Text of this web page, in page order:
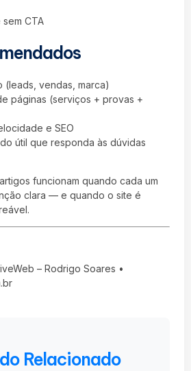
CTA
(leads, vendas, marca)
páginas (serviços + provas +
e SEO
útil que responda às dúvidas
funcionam quando cada um
clara — e quando o site é
– Rodrigo Soares •
Relacionado